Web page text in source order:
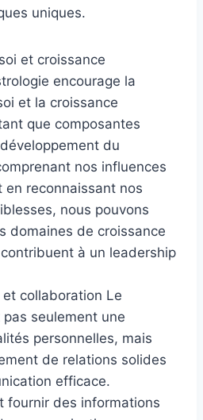
uniques.
et croissance
encourage la
et la croissance
que composantes
du
nos influences
en reconnaissant nos
nous pouvons
domaines de croissance
à un leadership
collaboration Le
pas seulement une
personnelles, mais
de relations solides
efficace.
fournir des informations